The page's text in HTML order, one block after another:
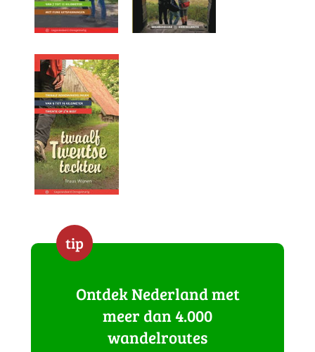
tip
Ontdek Nederland met
meer dan 4.000
wandelroutes